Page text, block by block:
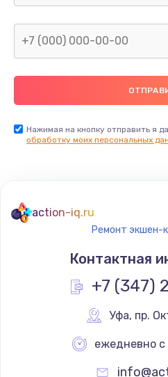
Ремонт
400
Прошивка /
Замена
1200
Замена
Нажимая на кнопку отправить я
обработку моих персональных
action-iq.ru
Ремонт экшен-
Контактная
+7 (347)
Уфа, пр.
ежедневно с